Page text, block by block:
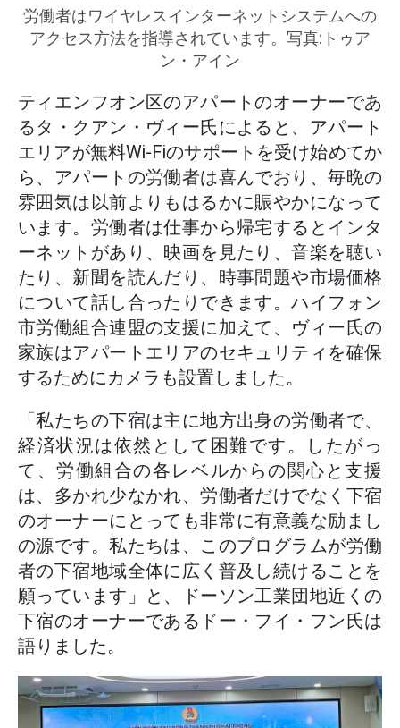
労働者はワイヤレスインターネットシステムへの
アクセス方法を指導されています。写真:トゥア
ン・アイン
ティエンフオン区のアパートのオーナーであ
るタ・クアン・ヴィー氏によると、アパート
エリアが無料Wi-Fiのサポートを受け始めてか
ら、アパートの労働者は喜んでおり、毎晩の
雰囲気は以前よりもはるかに賑やかになって
います。労働者は仕事から帰宅するとインタ
ーネットがあり、映画を見たり、音楽を聴い
たり、新聞を読んだり、時事問題や市場価格
について話し合ったりできます。ハイフォン
市労働組合連盟の支援に加えて、ヴィー氏の
家族はアパートエリアのセキュリティを確保
するためにカメラも設置しました。
「私たちの下宿は主に地方出身の労働者で、
経済状況は依然として困難です。したがっ
て、労働組合の各レベルからの関心と支援
は、多かれ少なかれ、労働者だけでなく下宿
のオーナーにとっても非常に有意義な励まし
の源です。私たちは、このプログラムが労働
者の下宿地域全体に広く普及し続けることを
願っています」と、ドーソン工業団地近くの
下宿のオーナーであるドー・フイ・フン氏は
語りました。